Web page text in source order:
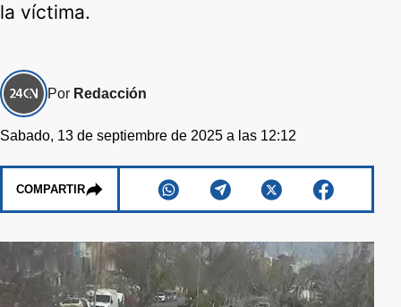
la víctima.
Por Redacción
Sabado, 13 de septiembre de 2025 a las 12:12
COMPARTIR